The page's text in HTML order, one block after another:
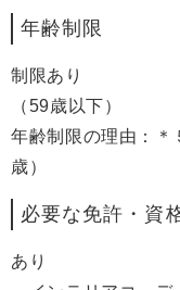
年齢制限
制限あり
（59歳以下）
年齢制限の理由：＊
歳）
必要な免許・資
あり